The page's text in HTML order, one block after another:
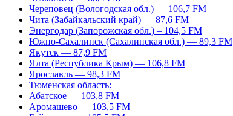
Череповец (Вологодская обл.) — 106,7 FM
Чита (Забайкальский край) — 87,6 FM
Энергодар (Запорожская обл.) – 104,5 FM
Южно-Сахалинск (Сахалинская обл.) — 89,3 FM
Якутск — 87,9 FM
Ялта (Республика Крым) — 106,8 FM
Ярославль — 98,3 FM
Тюменская область:
Абатское — 103,8 FM
Аромашево — 103,5 FM